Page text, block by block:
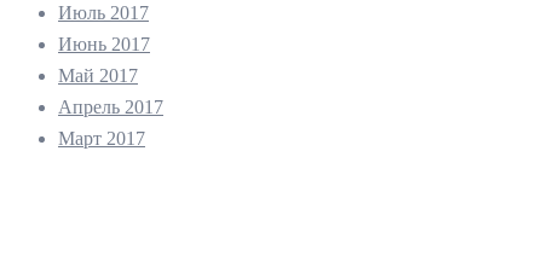
Июль 2017
Июнь 2017
Май 2017
Апрель 2017
Март 2017